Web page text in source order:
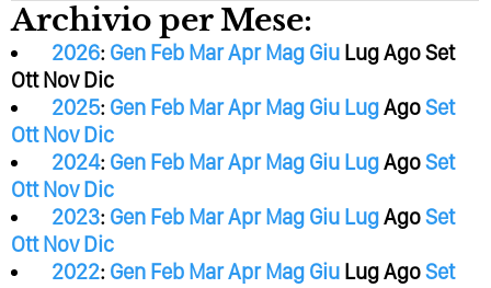
Archivio per Mese:
2026: Gen Feb MarApr Mag Giu LugAgoSet
Ott Nov Dic
2025: Gen Feb MarApr Mag Giu LugAgoSet
Ott Nov Dic
2024: Gen Feb MarApr Mag Giu LugAgoSet
Ott Nov Dic
2023: Gen Feb MarApr Mag Giu LugAgoSet
Ott Nov Dic
2022: Gen Feb MarApr Mag Giu LugAgoSet